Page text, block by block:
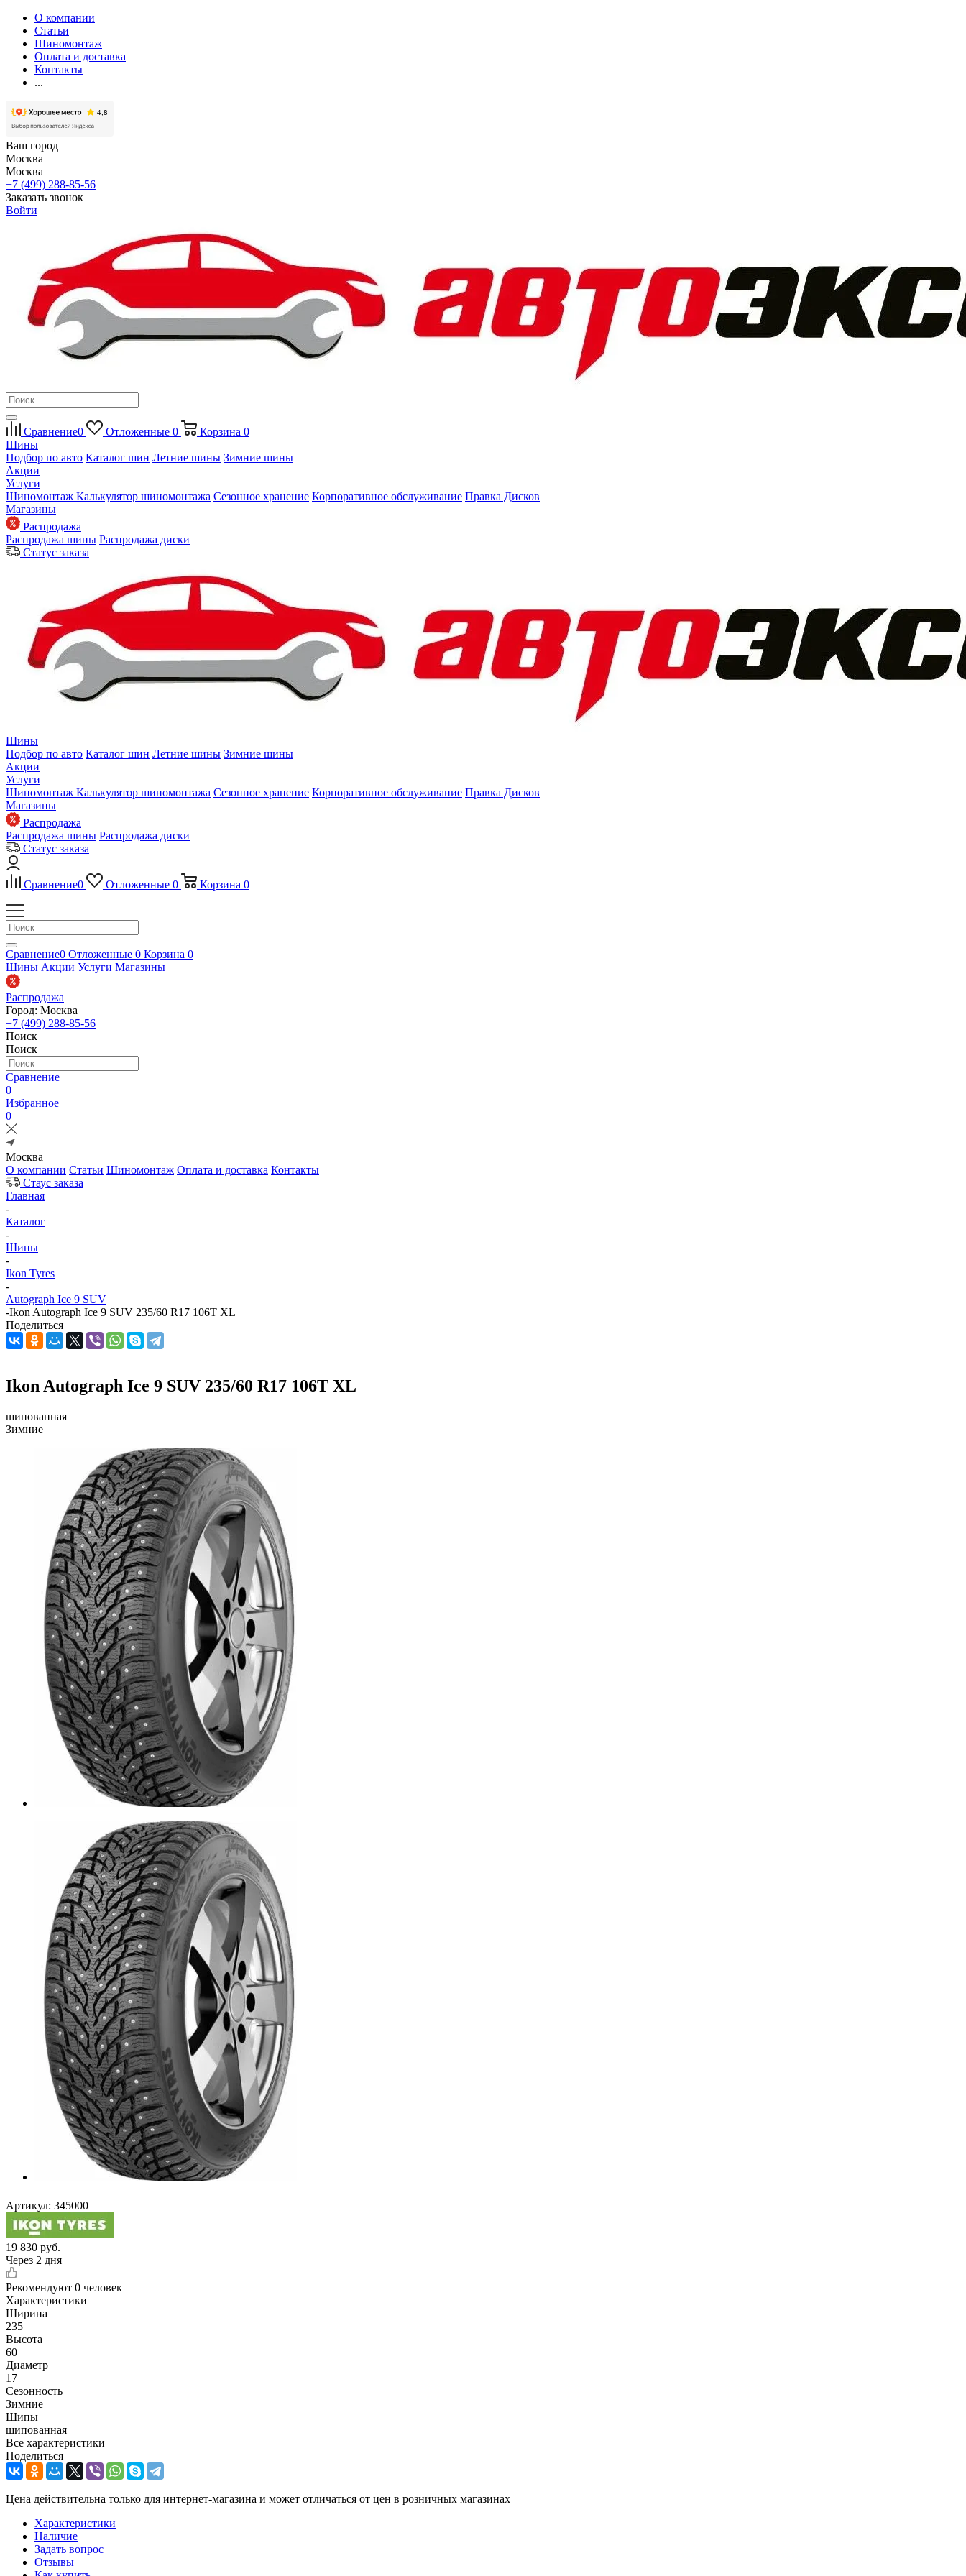
О компании
Статьи
Шиномонтаж
Оплата и доставка
Контакты
...
Ваш город
Москва
Москва
+7 (499) 288-85-56
Заказать звонок
Войти
Сравнение0 Отложенные 0 Корзина 0
Шины
Подбор по авто Каталог шин Летние шины Зимние шины
Акции
Услуги
Шиномонтаж Калькулятор шиномонтажа Сезонное хранение Корпоративное обслуживание Правка Дисков
Магазины
Распродажа
Распродажа шины Распродажа диски
Статус заказа
Шины
Подбор по авто Каталог шин Летние шины Зимние шины
Акции
Услуги
Шиномонтаж Калькулятор шиномонтажа Сезонное хранение Корпоративное обслуживание Правка Дисков
Магазины
Распродажа
Распродажа шины Распродажа диски
Статус заказа
Сравнение0 Отложенные 0 Корзина 0
Сравнение0 Отложенные 0 Корзина 0
Шины Акции Услуги Магазины
Распродажа
Город: Москва
+7 (499) 288-85-56
Поиск
Поиск
Сравнение
0
Избранное
0
Москва
О компании Статьи Шиномонтаж Оплата и доставка Контакты
Стаус заказа
Главная
-
Каталог
-
Шины
-
Ikon Tyres
-
Autograph Ice 9 SUV
-Ikon Autograph Ice 9 SUV 235/60 R17 106T XL
Поделиться
Ikon Autograph Ice 9 SUV 235/60 R17 106T XL
шипованная
Зимние
Артикул: 345000
19 830 руб.
Через 2 дня
Рекомендуют 0 человек
Характеристики
Ширина
235
Высота
60
Диаметр
17
Сезонность
Зимние
Шипы
шипованная
Все характеристики
Поделиться
Цена действительна только для интернет-магазина и может отличаться от цен в розничных магазинах
Характеристики
Наличие
Задать вопрос
Отзывы